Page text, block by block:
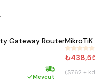
Unifi Ubnt USG UniFi Gigabit Security Gateway Router
Hızlı kargo
Mevcut
#495
MikroTiK
₺438,55
($7.62 + kdv)